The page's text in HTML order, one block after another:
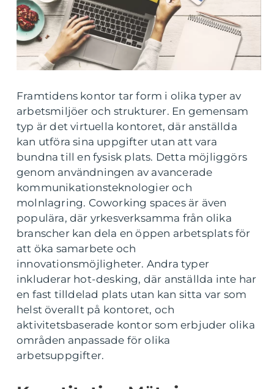
Framtidens kontor tar form i olika typer av
arbetsmiljöer och strukturer. En gemensam
typ är det virtuella kontoret, där anställda
kan utföra sina uppgifter utan att vara
bundna till en fysisk plats. Detta möjliggörs
genom användningen av avancerade
kommunikationsteknologier och
molnlagring. Coworking spaces är även
populära, där yrkesverksamma från olika
branscher kan dela en öppen arbetsplats för
att öka samarbete och
innovationsmöjligheter. Andra typer
inkluderar hot-desking, där anställda inte har
en fast tilldelad plats utan kan sitta var som
helst överallt på kontoret, och
aktivitetsbaserade kontor som erbjuder olika
områden anpassade för olika
arbetsuppgifter.